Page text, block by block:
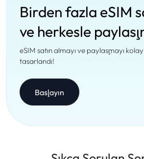
Birden fazla eSIM
ve herkesle
eSIM satın almayı ve paylaşmayı
tasarlandı!
Başlayın